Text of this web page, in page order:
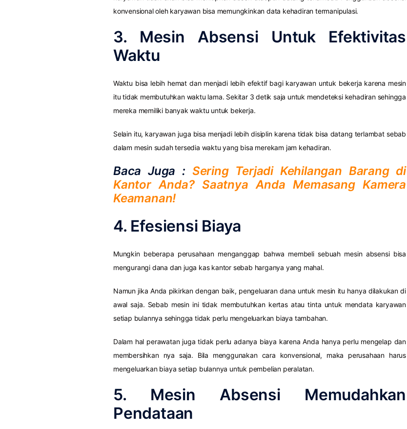
konvensional oleh karyawan bisa memungkinkan data kehadiran termanipulasi.
3. Mesin Absensi Untuk Efektivitas
Waktu
Waktu bisa lebih hemat dan menjadi lebih efektif bagi karyawan untuk bekerja karena mesin
itu tidak membutuhkan waktu lama. Sekitar 3 detik saja untuk mendeteksi kehadiran sehingga
mereka memiliki banyak waktu untuk bekerja.
Selain itu, karyawan juga bisa menjadi lebih disiplin karena tidak bisa datang terlambat sebab
dalam mesin sudah tersedia waktu yang bisa merekam jam kehadiran.
Baca Juga : Sering Terjadi Kehilangan Barang di
Kantor Anda? Saatnya Anda Memasang Kamera
Keamanan!
4. Efesiensi Biaya
Mungkin beberapa perusahaan menganggap bahwa membeli sebuah mesin absensi bisa
mengurangi dana dan juga kas kantor sebab harganya yang mahal.
Namun jika Anda pikirkan dengan baik, pengeluaran dana untuk mesin itu hanya dilakukan di
awal saja. Sebab mesin ini tidak membutuhkan kertas atau tinta untuk mendata karyawan
setiap bulannya sehingga tidak perlu mengeluarkan biaya tambahan.
Dalam hal perawatan juga tidak perlu adanya biaya karena Anda hanya perlu mengelap dan
membersihkan nya saja. Bila menggunakan cara konvensional, maka perusahaan harus
mengeluarkan biaya setiap bulannya untuk pembelian peralatan.
5. Mesin Absensi Memudahkan
Pendataan